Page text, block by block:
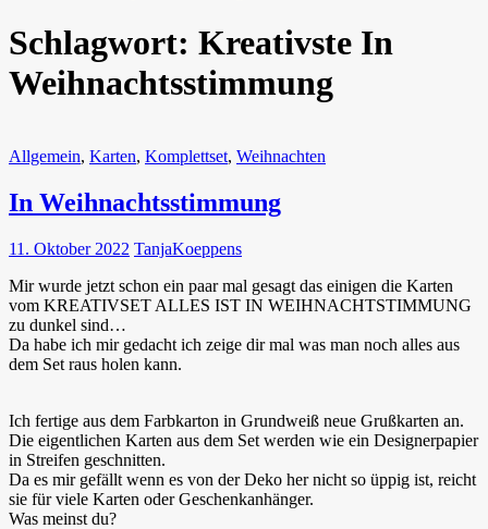
Schlagwort: Kreativste In
Weihnachtsstimmung
Allgemein, Karten, Komplettset, Weihnachten
In Weihnachtsstimmung
11. Oktober 2022 TanjaKoeppens
Mir wurde jetzt schon ein paar mal gesagt das einigen die Karten
vom KREATIVSET ALLES IST IN WEIHNACHTSTIMMUNG
zu dunkel sind…
Da habe ich mir gedacht ich zeige dir mal was man noch alles aus
dem Set raus holen kann.
Ich fertige aus dem Farbkarton in Grundweiß neue Grußkarten an.
Die eigentlichen Karten aus dem Set werden wie ein Designerpapier
in Streifen geschnitten.
Da es mir gefällt wenn es von der Deko her nicht so üppig ist, reicht
sie für viele Karten oder Geschenkanhänger.
Was meinst du?